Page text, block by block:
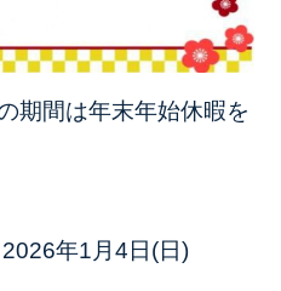
期間は年末年始休暇を
年1月4日(日)